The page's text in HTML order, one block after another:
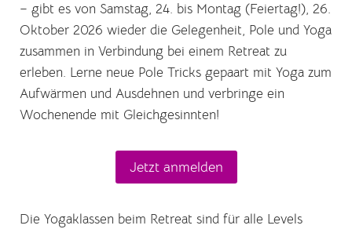
– gibt es von Samstag, 24. bis Montag (Feiertag!), 26.
Oktober 2026 wieder die Gelegenheit, Pole und Yoga
zusammen in Verbindung bei einem Retreat zu
erleben. Lerne neue Pole Tricks gepaart mit Yoga zum
Aufwärmen und Ausdehnen und verbringe ein
Wochenende mit Gleichgesinnten!
Jetzt anmelden
Die Yogaklassen beim Retreat sind für alle Levels